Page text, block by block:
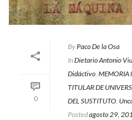
0
ByPaco De la Osa
InDietario Antonio
Didáctivo, MEMORIA
TITULAR DE
DEL SUSTITUTO,
Postedagosto 29,